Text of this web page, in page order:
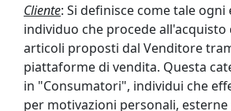
Cliente: Si definisce come tale ogni
individuo che procede all'acquisto
articoli proposti dal Venditore
piattaforme di vendita. Questa
in "Consumatori", individui che
per motivazioni personali,